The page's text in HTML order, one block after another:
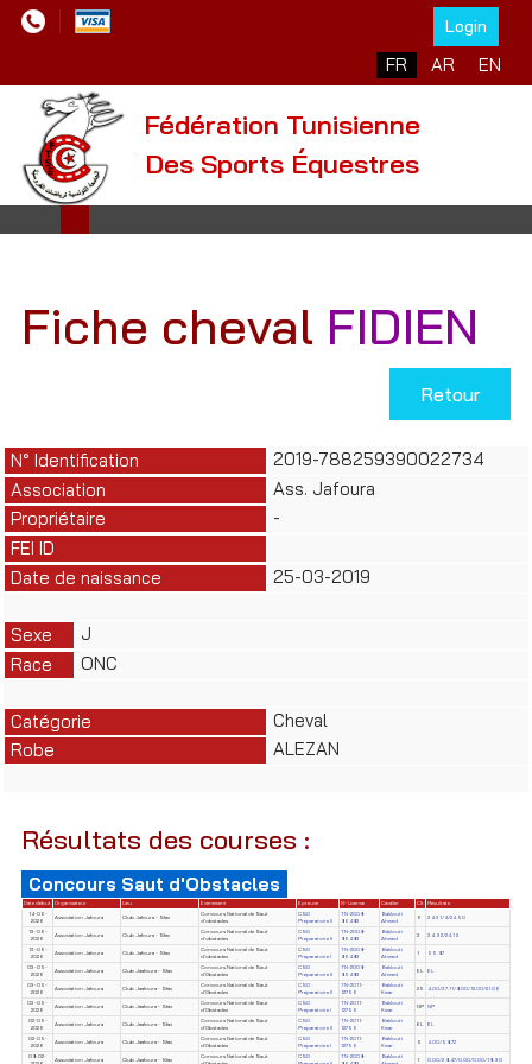
Login
Sélectionnez votre
FR AR EN
Fédération Tunisienne
Des Sports Équestres
Fiche cheval FIDIEN
Retour
N° Identification
2019-788259390022734
Association
Ass. Jafoura
Propriétaire
-
FEI ID
Date de naissance
25-03-2019
Sexe
J
Race
ONC
Catégorie
Cheval
Robe
ALEZAN
Résultats des courses :
Concours Saut d'Obstacles
Date début Organisateur Lieu Evènement Epreuve N° License Cavalier Clt
Résultats
14-06-
2026
Association Jafoura Club Jafoura - Sfax
Concours National de Saut
d'obstacles
CSO
Préparatoire II
TN-2008-
86483
Baklouti
Ahmed
6 34.31/4/24.50
13-06-
2026
Association Jafoura Club Jafoura - Sfax
Concours National de Saut
d'obstacles
CSO
Préparatoire II
TN-2008-
86483
Baklouti
Ahmed
3 34.92/24.19
13-06-
2026
Association Jafoura Club Jafoura - Sfax
Concours National de Saut
d'obstacles
CSO
Préparatoire I
TN-2008-
86483
Baklouti
Ahmed
1 55.87
03-05-
2026
Association Jafoura Club Jaafoura - Sfax
Concours National de Saut
d'Obstacles
CSO
Préparatoire II
TN-2008-
86483
Baklouti
Ahmed
EL EL
03-05-
2026
Association Jafoura Club Jaafoura - Sfax
Concours National de Saut
d'Obstacles
CSO
Préparatoire II
TN-2011-
12756
Baklouti
Kmar
25 4.00/37.11/8.00/12.00/21.06
03-05-
2026
Association Jafoura Club Jaafoura - Sfax
Concours National de Saut
d'Obstacles
CSO
Préparatoire I
TN-2011-
12756
Baklouti
Kmar
NP NP
02-05-
2026
Association Jafoura Club Jaafoura - Sfax
Concours National de Saut
d'Obstacles
CSO
Préparatoire II
TN-2011-
12756
Baklouti
Kmar
EL EL
02-05-
2026
Association Jafoura Club Jaafoura - Sfax
Concours National de Saut
d'Obstacles
CSO
Préparatoire I
TN-2011-
12756
Baklouti
Kmar
5 4.00/58.72
08-02-
Association Jafoura Club Jaafoura - Sfax
Concours National de Saut
CSO
TN-2008-
Baklouti
1 0.00/38.47/0.00/0.00/18.90